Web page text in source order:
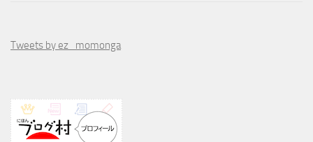
Tweets by ez_momonga